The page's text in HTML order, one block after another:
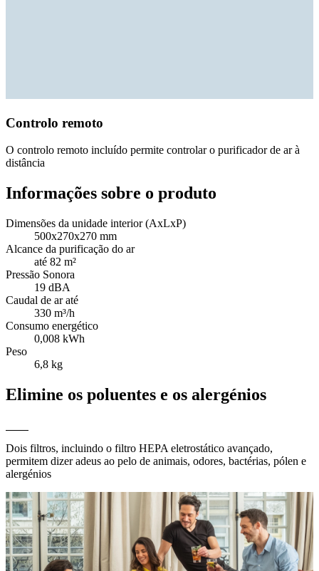
Controlo remoto
O controlo remoto incluído permite controlar o purificador de ar à
distância
Informações sobre o produto
Dimensões da unidade interior (AxLxP)
500x270x270 mm
Alcance da purificação do ar
até 82 m²
Pressão Sonora
19 dBA
Caudal de ar até
330 m³/h
Consumo energético
0,008 kWh
Peso
6,8 kg
Elimine os poluentes e os alergénios
Dois filtros, incluindo o filtro HEPA eletrostático avançado,
permitem dizer adeus ao pelo de animais, odores, bactérias, pólen e
alergénios